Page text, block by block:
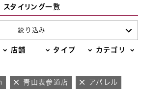
スタイリング一覧
絞り込み
店舗 タイプ カテゴリ
青山表参道店 アパレル